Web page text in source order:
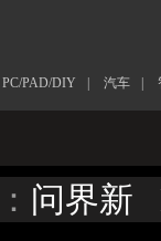
PC/PAD/DIY 汽车
问界新